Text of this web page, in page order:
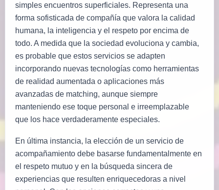
simples encuentros superficiales. Representa una
forma sofisticada de compañía que valora la calidad
humana, la inteligencia y el respeto por encima de
todo. A medida que la sociedad evoluciona y cambia,
es probable que estos servicios se adapten
incorporando nuevas tecnologías como herramientas
de realidad aumentada o aplicaciones más
avanzadas de matching, aunque siempre
manteniendo ese toque personal e irreemplazable
que los hace verdaderamente especiales.
En última instancia, la elección de un servicio de
acompañamiento debe basarse fundamentalmente en
el respeto mutuo y en la búsqueda sincera de
experiencias que resulten enriquecedoras a nivel